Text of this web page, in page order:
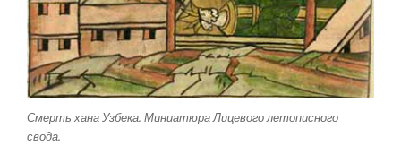
Смерть хана Узбека. Миниатюра Лицевого летописного
свода.